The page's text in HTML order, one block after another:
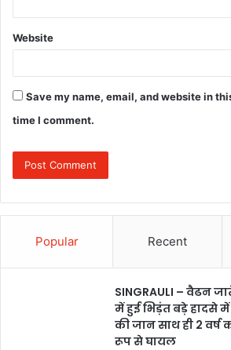
Website
Save my name, email, and website in
time I comment.
Popular Recent
SINGRAULI – वैढन
में हुई भिड़ंत बड़े हादसे
की जान साथ ही 2 वर्ष
रूप से घायल